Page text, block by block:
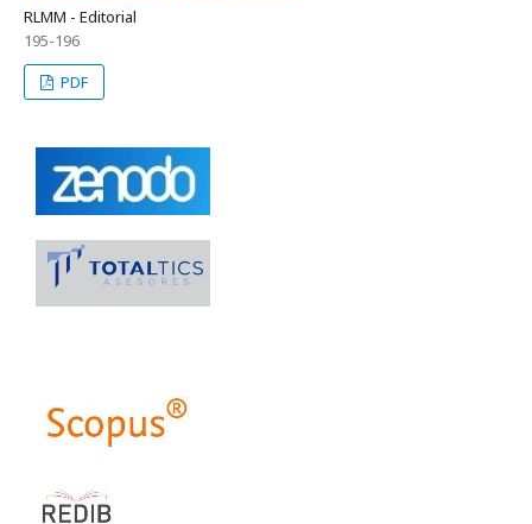
RLMM - Editorial
195-196
PDF